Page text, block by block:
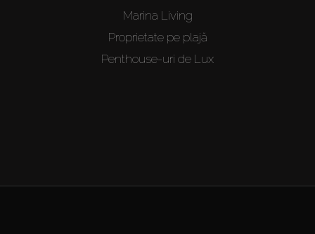
Marina Living
Proprietate pe plajă
Penthouse-uri de Lux